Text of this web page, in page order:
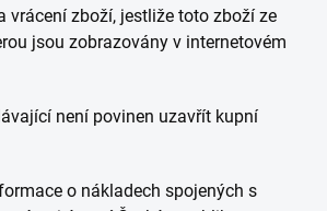
vrácení zboží, jestliže toto zboží ze
jsou zobrazovány v internetovém
není povinen uzavřít kupní
o nákladech spojených s